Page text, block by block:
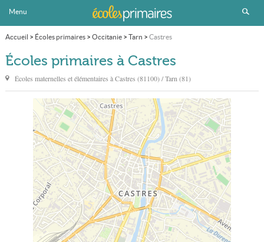
Menu
Accueil > Écoles primaires> Occitanie> Tarn > Castres
Écoles primaires à Castres
Écoles maternelles et élémentaires àCastres (81100) / Tarn (81)